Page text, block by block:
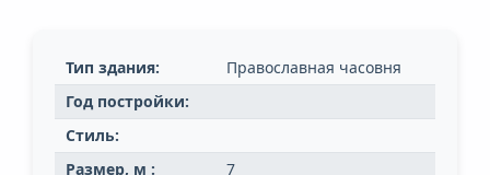
Тип здания:
Православная часовня
Год постройки:
Стиль:
Размер, м :
7